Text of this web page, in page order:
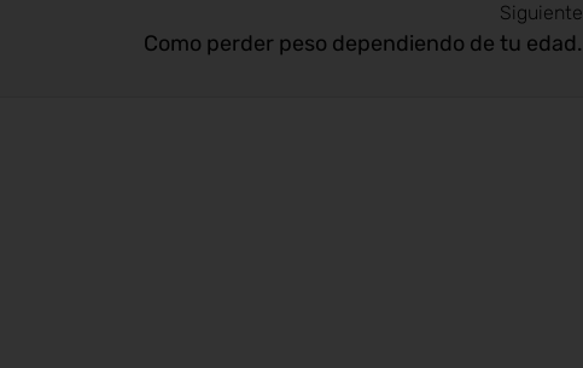
Siguiente
Como perder peso dependiendo de tu edad.